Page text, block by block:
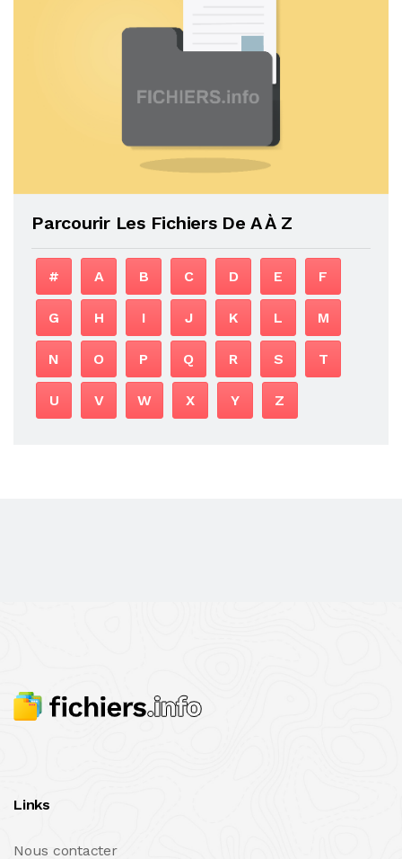
Parcourir Les Fichiers De A À Z
# A B C D E F
G H I J K L M
N O P Q R S T
U V W X Y Z
Links
Nous contacter